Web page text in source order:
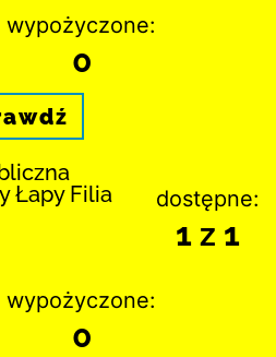
wypożyczone:
0
Łapy Filia
dostępne:
1 z 1
wypożyczone:
0